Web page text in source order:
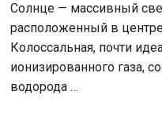
Солнце — массивный
расположенный в
Колоссальная, почти
ионизированного газа,
водорода …